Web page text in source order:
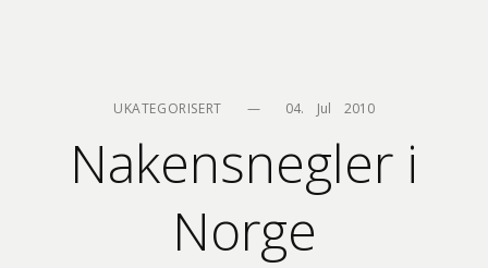
UKATEGORISERT — 04.    Jul    2010
Nakensnegler i
Norge